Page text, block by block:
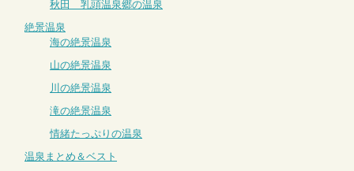
秋田 乳頭温泉郷の温泉
絶景温泉
海の絶景温泉
山の絶景温泉
川の絶景温泉
滝の絶景温泉
情緒たっぷりの温泉
温泉まとめ＆ベスト